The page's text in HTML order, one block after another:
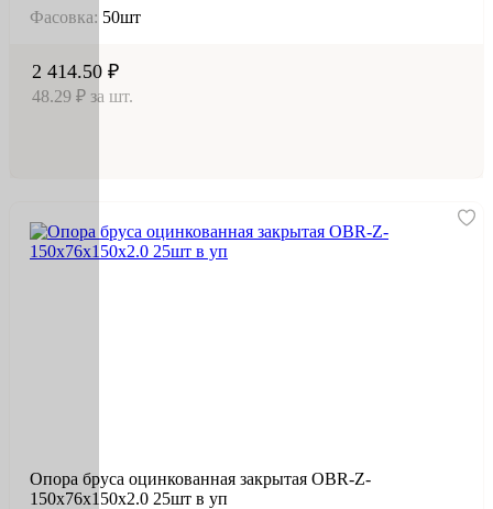
Фасовка: 50шт
2 414.50 ₽
48.29 ₽ за шт.
Опора бруса оцинкованная закрытая OBR-Z-
150х76х150х2.0 25шт в уп